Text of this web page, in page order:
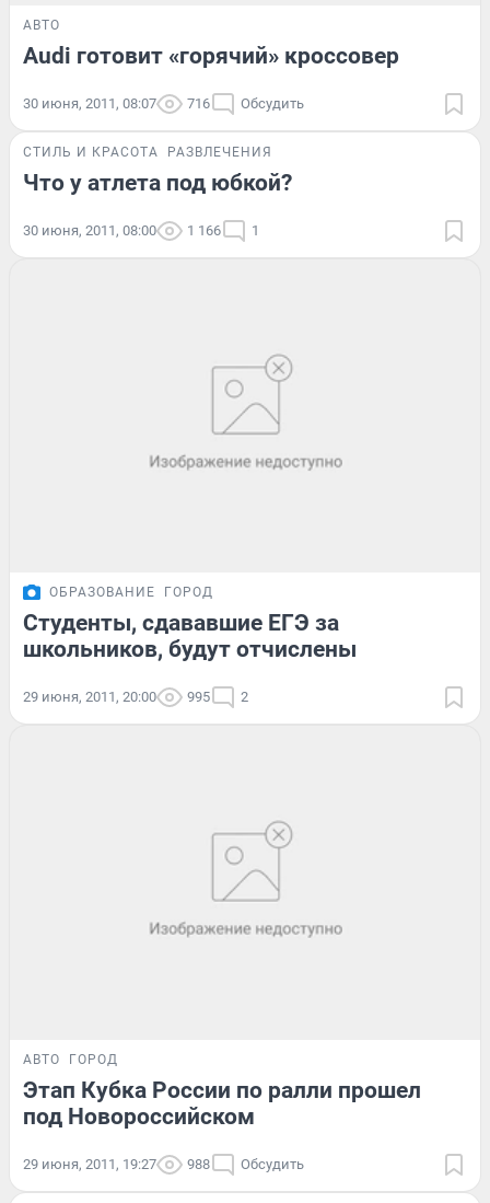
АВТО
Audi готовит «горячий» кроссовер
30 июня, 2011, 08:07 716 Обсудить
СТИЛЬ И КРАСОТА РАЗВЛЕЧЕНИЯ
Что у атлета под юбкой?
30 июня, 2011, 08:00 1 166 1
ОБРАЗОВАНИЕ ГОРОД
Студенты, сдававшие ЕГЭ за
школьников, будут отчислены
29 июня, 2011, 20:00 995 2
АВТО ГОРОД
Этап Кубка России по ралли прошел
под Новороссийском
29 июня, 2011, 19:27 988 Обсудить